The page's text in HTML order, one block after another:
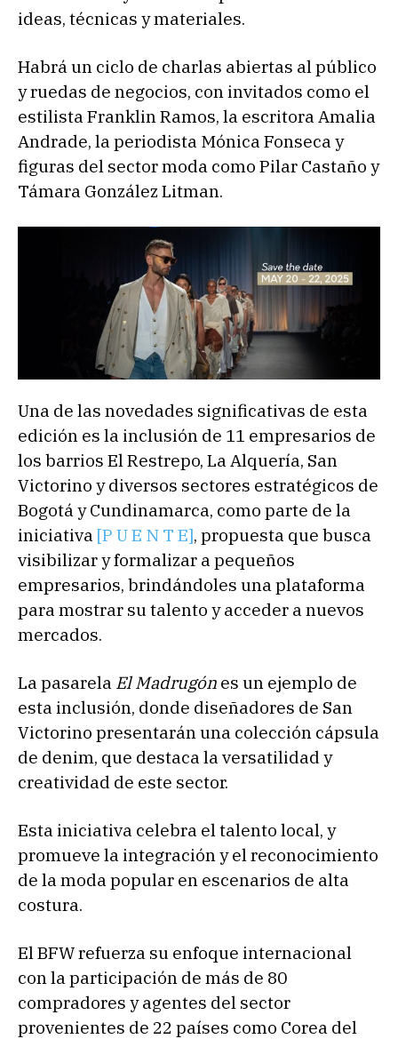
ideas, técnicas y materiales.
Habrá un ciclo de charlas abiertas al público
y ruedas de negocios, con invitados como el
estilista Franklin Ramos, la escritora Amalia
Andrade, la periodista Mónica Fonseca y
figuras del sector moda como Pilar Castaño y
Támara González Litman.
Una de las novedades significativas de esta
edición es la inclusión de 11 empresarios de
los barrios El Restrepo, La Alquería, San
Victorino y diversos sectores estratégicos de
Bogotá y Cundinamarca, como parte de la
iniciativa [P U E N T E], propuesta que busca
visibilizar y formalizar a pequeños
empresarios, brindándoles una plataforma
para mostrar su talento y acceder a nuevos
mercados.
La pasarela El Madrugón es un ejemplo de
esta inclusión, donde diseñadores de San
Victorino presentarán una colección cápsula
de denim, que destaca la versatilidad y
creatividad de este sector.
Esta iniciativa celebra el talento local, y
promueve la integración y el reconocimiento
de la moda popular en escenarios de alta
costura.
El BFW refuerza su enfoque internacional
con la participación de más de 80
compradores y agentes del sector
provenientes de 22 países como Corea del